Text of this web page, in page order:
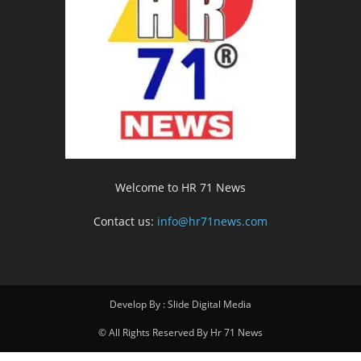
Welcome to HR 71 News
Contact us: info@hr71news.com
Develop By : Slide Digital Media
© All Rights Reserved By Hr 71 News